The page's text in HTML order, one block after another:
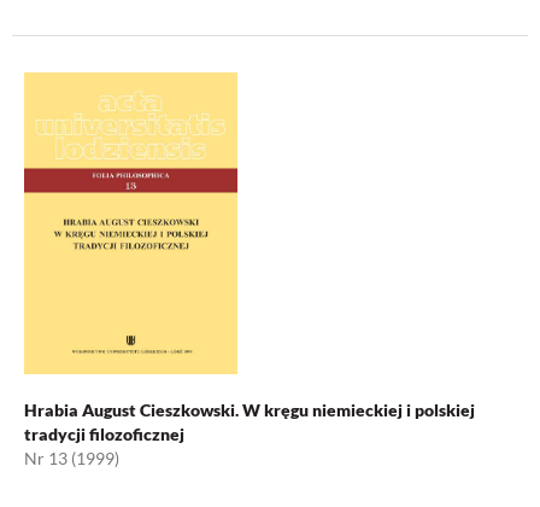
Hrabia August Cieszkowski. W kręgu niemieckiej i polskiej
tradycji filozoficznej
Nr 13 (1999)